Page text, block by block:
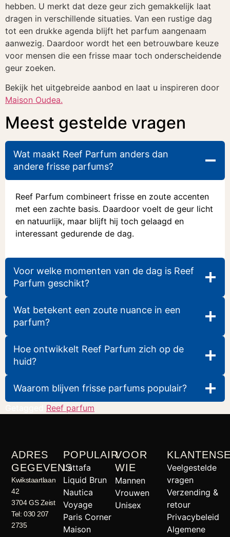
hebben. U merkt dat deze geur zich gemakkelijk laat
dragen in verschillende situaties. Van een rustige dag
tot een drukke agenda blijft het parfum aangenaam
aanwezig. Daardoor wordt het een betrouwbare keuze
voor mensen die een frisse maar toch onderscheidende
geur zoeken.
Bekijk het uitgebreide aanbod en laat u inspireren door
Maison Oudea.
Meest gestelde vragen
Wat maakt Reef Parfum anders dan
andere frisse parfums?
Reef Parfum combineert frisse en zoute accenten
met een zachte basis. Daardoor voelt de geur licht
en natuurlijk, maar blijft hij toch gelaagd en
interessant gedurende de dag.
Voor welke momenten van de dag is Reef
Parfum geschikt?
Wat betekent een zoute nuance in een
parfum?
Hoe ontwikkelt Reef Parfum zich op de
huid?
Waarom blijven frisse parfums populair?
Reef parfum
ADRES
GEGEVENS
Kwikstaartlaan
42
3704 GS Zeist
Tel: 030 207
2735
POPULAIR
Lattafa
Liquid Brun
Nautica
Voyage
Paris Corner
Maison
VOOR
WIE
Mannen
Vrouwen
Unisex
Veelgestelde
vragen
Verzending &
retour
Privacybeleid
Algemene